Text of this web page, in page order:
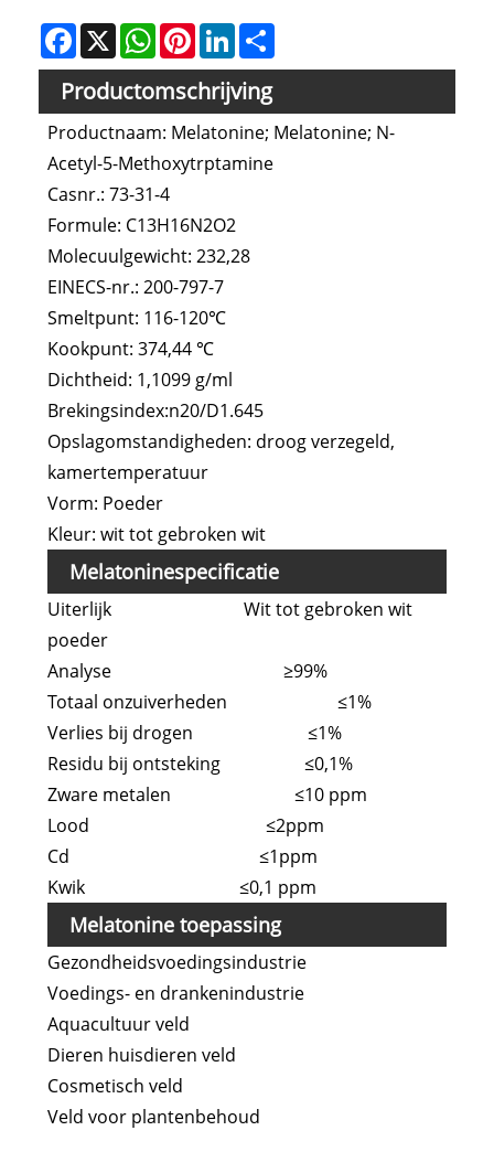
Facebook
X WhatsAppPinterestLinkedIn
Productomschrijving
Productnaam: Melatonine; Melatonine; N-
Acetyl-5-Methoxytrptamine
Casnr.: 73-31-4
Formule: C13H16N2O2
Molecuulgewicht: 232,28
EINECS-nr.: 200-797-7
Smeltpunt: 116-120℃
Kookpunt: 374,44 ℃
Dichtheid: 1,1099 g/ml
Brekingsindex:n20/D1.645
Opslagomstandigheden: droog verzegeld,
kamertemperatuur
Vorm: Poeder
Kleur: wit tot gebroken wit
Melatoninespecificatie
Uiterlijk Wit tot gebroken wit
poeder
Analyse ≥99%
Totaal onzuiverheden ≤1%
Verlies bij drogen ≤1%
Residu bij ontsteking ≤0,1%
Zware metalen ≤10 ppm
Lood ≤2ppm
Cd ≤1ppm
Kwik ≤0,1 ppm
Melatonine toepassing
Gezondheidsvoedingsindustrie
Voedings- en drankenindustrie
Aquacultuur veld
Dieren huisdieren veld
Cosmetisch veld
Veld voor plantenbehoud